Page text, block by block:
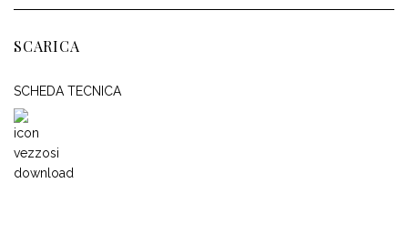
SCARICA
SCHEDA TECNICA